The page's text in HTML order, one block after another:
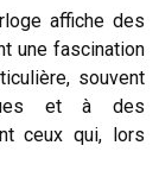
affiche des
une fascination
souvent
et à des
ceux qui, lors